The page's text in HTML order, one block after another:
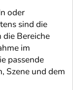
oder
sind die
Bereiche
im
passende
Szene und dem